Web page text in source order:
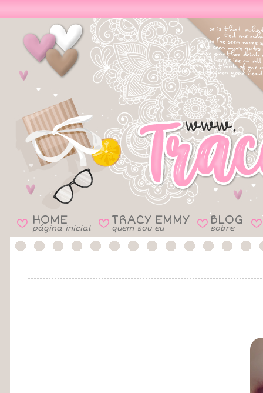
B HOME
página inicial B TRACY EMMY
quem sou eu B BLOG
sobre B